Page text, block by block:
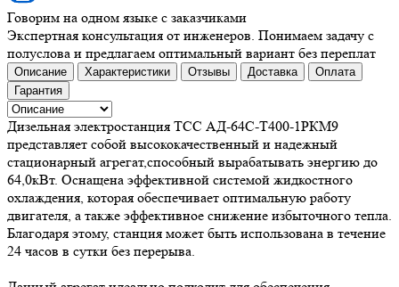
Говорим на одном языке с заказчиками
Экспертная консультация от инженеров. Понимаем задачу с
полуслова и предлагаем оптимальный вариант без переплат
Описание Характеристики Отзывы Доставка
Оплата
Гарантия
Дизельная электростанция ТСС АД-64C-Т400-1РКМ9
представляет собой высококачественный и надежный
стационарный агрегат,способный вырабатывать энергию до
64,0кВт. Оснащена эффективной системой жидкостного
охлаждения, которая обеспечивает оптимальную работу
двигателя, а также эффективное снижение избыточного тепла.
Благодаря этому, станция может быть использована в течение
24 часов в сутки без перерыва.